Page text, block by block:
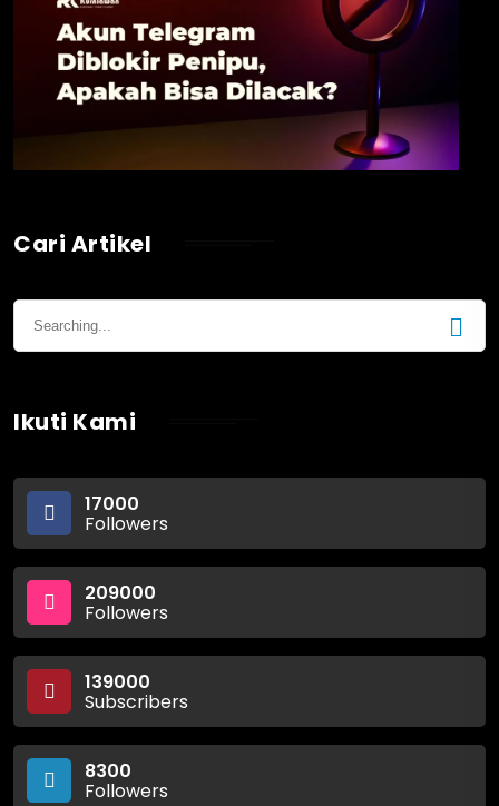
Cari Artikel
Ikuti Kami
17000
Followers
209000
Followers
139000
Subscribers
8300
Followers